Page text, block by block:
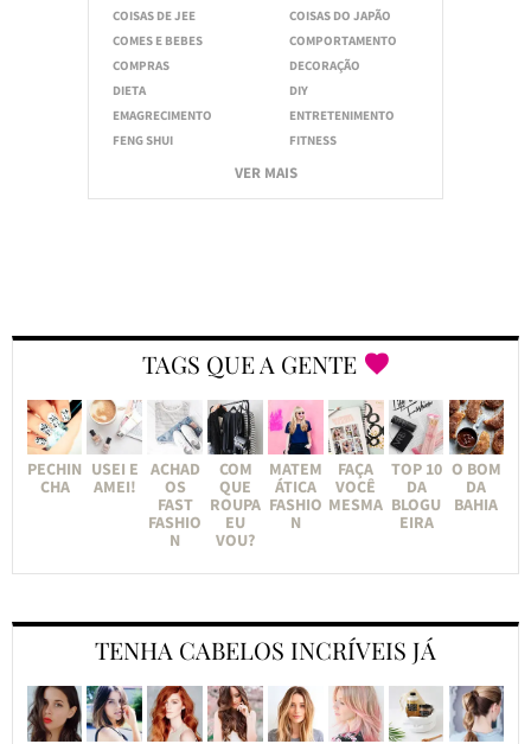
COISAS DE JEE
COISAS DO JAPÃO
COMES E BEBES
COMPORTAMENTO
COMPRAS
DECORAÇÃO
DIETA
DIY
EMAGRECIMENTO
ENTRETENIMENTO
FENG SHUI
FITNESS
VER MAIS
TAGS QUE A GENTE
PECHIN
CHA
USEI E
AMEI!
ACHAD
OS
FAST
FASHIO
N
COM
QUE
ROUPA
EU
VOU?
MATEM
ÁTICA
FASHIO
N
FAÇA
VOCÊ
MESMA
TOP 10
DA
BLOGU
EIRA
O BOM
DA
BAHIA
TENHA CABELOS INCRÍVEIS JÁ